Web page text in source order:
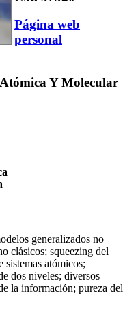
Página web
personal
Y Molecular
generalizados no
clásicos; squeezing del
sistemas atómicos;
dos niveles; diversos
la información; pureza del